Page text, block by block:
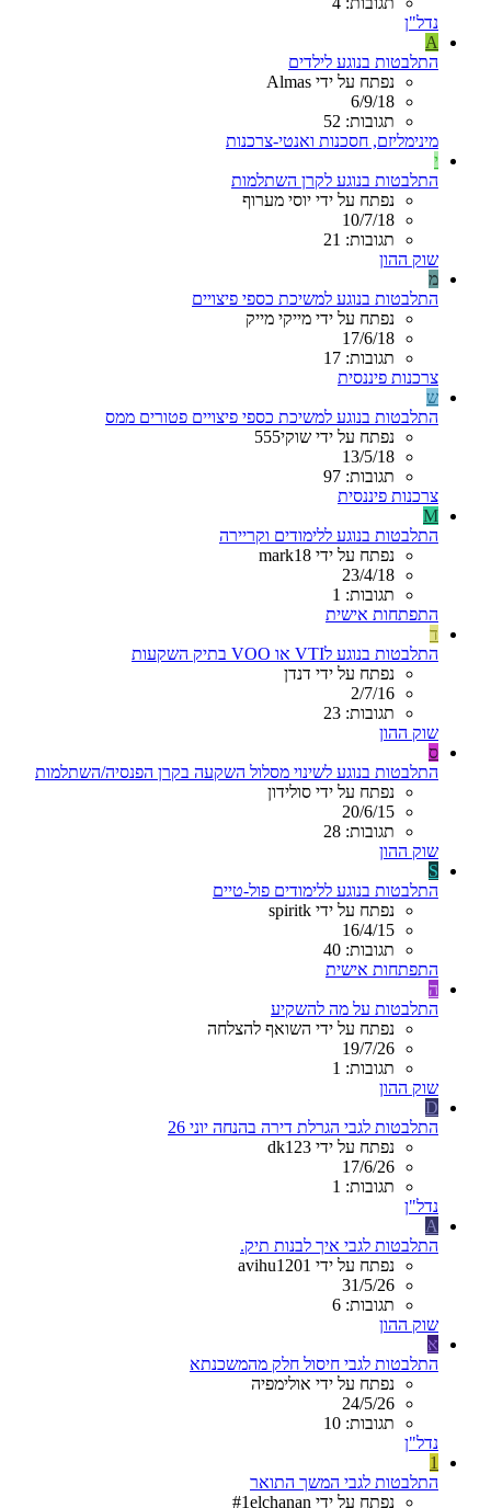
נדל"ן
A
התלבטות בנוגע לילדים
נפתח על ידי Almas
6/9/18
תגובות: 52
מינימליזם, חסכנות ואנטי-צרכנות
י
התלבטות בנוגע לקרן השתלמות
נפתח על ידי יוסי מערוף
10/7/18
תגובות: 21
שוק ההון
מ
התלבטות בנוגע למשיכת כספי פיצויים
נפתח על ידי מייקי מייק
17/6/18
תגובות: 17
צרכנות פיננסית
ש
התלבטות בנוגע למשיכת כספי פיצויים פטורים ממס
נפתח על ידי שוקי555
13/5/18
תגובות: 97
צרכנות פיננסית
M
התלבטות בנוגע ללימודים וקריירה
נפתח על ידי mark18
23/4/18
תגובות: 1
התפתחות אישית
ד
התלבטות בנוגע לVTI או VOO בתיק השקעות
נפתח על ידי דנדן
2/7/16
תגובות: 23
שוק ההון
ס
התלבטות בנוגע לשינוי מסלול השקעה בקרן הפנסיה/השתלמות
נפתח על ידי סולידון
20/6/15
תגובות: 28
שוק ההון
S
התלבטות בנוגע ללימודים פול-טיים
נפתח על ידי spiritk
16/4/15
תגובות: 40
התפתחות אישית
ה
התלבטות על מה להשקיע
נפתח על ידי השואף להצלחה
19/7/26
תגובות: 1
שוק ההון
D
התלבטות לגבי הגרלת דירה בהנחה יוני 26
נפתח על ידי dk123
17/6/26
תגובות: 1
נדל"ן
A
התלבטות לגבי איך לבנות תיק.
נפתח על ידי avihu1201
31/5/26
תגובות: 6
שוק ההון
א
התלבטות לגבי חיסול חלק מהמשכנתא
נפתח על ידי אולימפיה
24/5/26
תגובות: 10
נדל"ן
1
התלבטות לגבי המשך התואר
נפתח על ידי #1elchanan